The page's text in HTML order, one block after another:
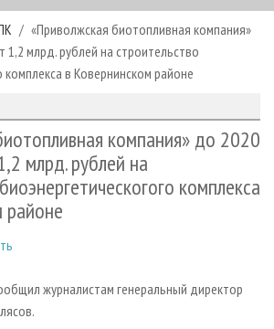
ПЛИТ
МЕБЕЛИ
РОССИИ
REVIEW
«Приволжская биотопливная компания»
1,2 млрд. рублей на строительство
комплекса в Ковернинском районе
компания» до 2020
млрд. рублей на
комплекса
районе
журналистам генеральный директор